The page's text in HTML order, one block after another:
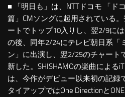
■ 「明日も」は、NTTドコモ 「ド
篇」CMソングに起用されている
ートでトップ10入りし、翌2/9に
の後、同年2/24にテレビ朝日系「
ン」に出演し、翌2/25のチャート
新した。SHISHAMOの楽曲による
は、今作がデビュー以来初の記録
タイアップではOne Directionと